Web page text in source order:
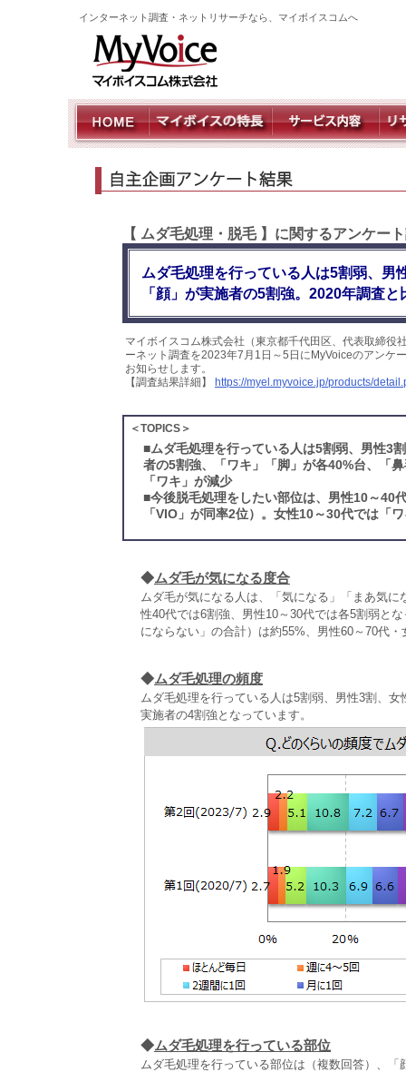
インターネット調査・ネットリサーチなら、マイボイスコムへ
【 ムダ毛処理・脱毛 】に関するアンケー
ムダ毛処理を行っている人は5割弱、男
「顔」が実施者の5割強。2020年調査
マイボイスコム株式会社（東京都千代田区、代表取締
ーネット調査を2023年7月1日～5日にMyVoiceのアンケ
お知らせします。
【調査結果詳細】
https://myel.myvoice.jp/products/
＜TOPICS＞
■ムダ毛処理を行っている人は5割弱、男性3
者の5割強、「ワキ」「脚」が各40%台、「
「ワキ」が減少
■今後脱毛処理をしたい部位は、男性10～40
「VIO」が同率2位）。女性10～30代では「
◆ムダ毛が気になる度合
ムダ毛が気になる人は、「気になる」「まあ気
性40代では6割強、男性10～30代では各5割弱と
にならない」の合計）は約55%、男性60～70代
◆ムダ毛処理の頻度
ムダ毛処理を行っている人は5割弱、男性3割、
実施者の4割強となっています。
◆ムダ毛処理を行っている部位
ムダ毛処理を行っている部位は（複数回答）、